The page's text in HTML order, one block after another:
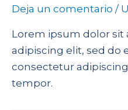
Deja un comentario /
Lorem ipsum dolor
adipiscing elit, sed do
consectetur
tempor.